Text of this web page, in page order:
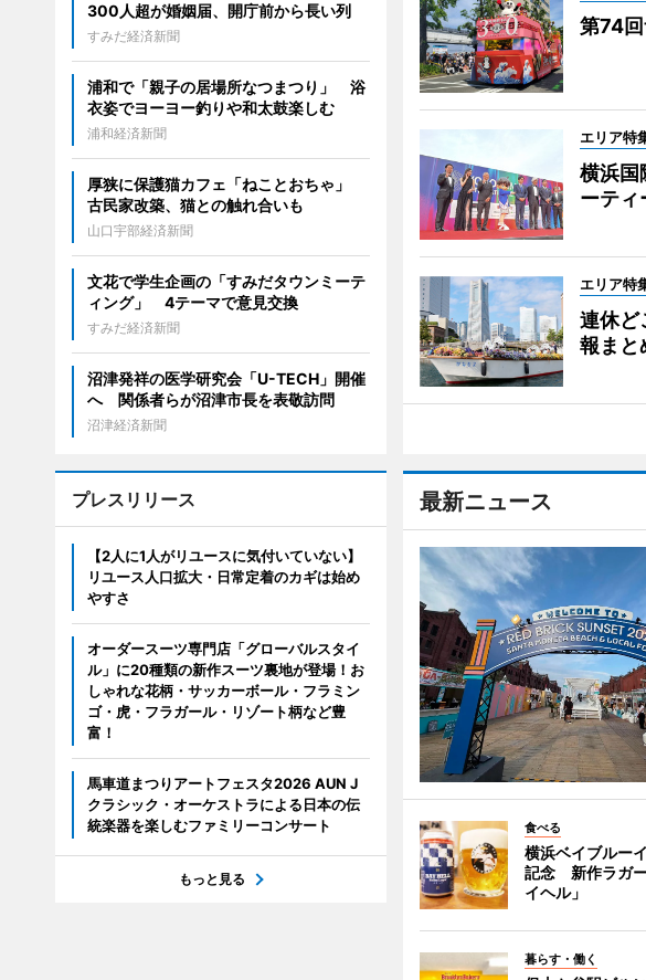
第74
エリア特
横浜
ーティ
エリア特
連休
報まと
最新ニュース
食べる
横浜ベイブルー
記念 新作ラガ
イヘル」
暮らす・働く
300人超が婚姻届、開庁前から長い列
すみだ経済新聞
浦和で「親子の居場所なつまつり」 浴
衣姿でヨーヨー釣りや和太鼓楽しむ
浦和経済新聞
厚狭に保護猫カフェ「ねことおちゃ」
古民家改築、猫との触れ合いも
山口宇部経済新聞
文花で学生企画の「すみだタウンミーテ
ィング」 4テーマで意見交換
すみだ経済新聞
沼津発祥の医学研究会「U-TECH」開催
へ 関係者らが沼津市長を表敬訪問
沼津経済新聞
プレスリリース
【2人に1人がリユースに気付いていない】
リユース人口拡大・日常定着のカギは始め
やすさ
オーダースーツ専門店「グローバルスタイ
ル」に20種類の新作スーツ裏地が登場！お
しゃれな花柄・サッカーボール・フラミン
ゴ・虎・フラガール・リゾート柄など豊
富！
馬車道まつりアートフェスタ2026 AUN J
クラシック・オーケストラによる日本の伝
統楽器を楽しむファミリーコンサート
もっと見る